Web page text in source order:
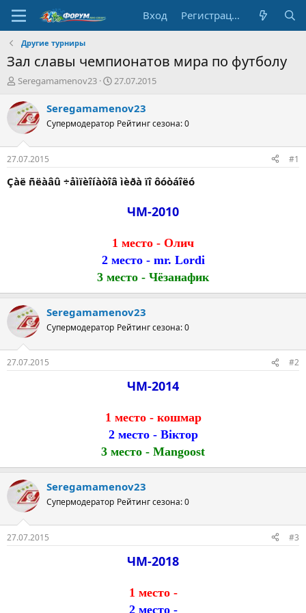
Вход Регистрация
Другие турниры
Зал славы чемпионатов мира по футболу
А
т
о
р
т
е
м
ы
Seregamamenov23
Д
т
н
а
л
27.07.2015
Seregamamenov23
Супермодератор Рейтинг сезона: 0
27.07.2015 #1
Çàë ñëàâû ÷åìïèîíàòîâ ìèðà ïî ôóòáîëó
ЧМ-2010
1 место - Олич
2 место - mr. Lordi
3 место - Чёзанафик
Seregamamenov23
Супермодератор Рейтинг сезона: 0
27.07.2015 #2
ЧМ-2014
1 место - кошмар
2 место - Віктор
3 место - Mangoost
Seregamamenov23
Супермодератор Рейтинг сезона: 0
27.07.2015 #3
ЧМ-2018
1 место -
2 место -